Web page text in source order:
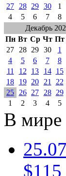
27
28 29 30 1
4
5 6 7 8
Декабрь
Пн Вт Ср Чт Пт
27
28 29 30 1
4
5 6 7 8
11
12 13 14 15
18
19 20 21 22
25
26 27 28 29
1
2 3 4 5
В мире